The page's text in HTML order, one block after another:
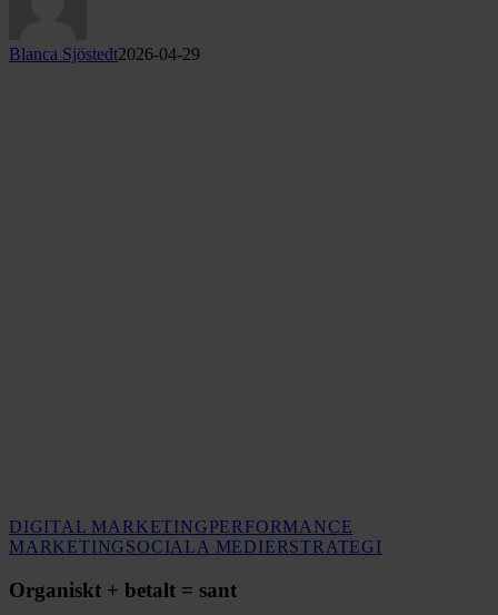
Blanca Sjöstedt2026-04-29
DIGITAL MARKETINGPERFORMANCE
MARKETINGSOCIALA MEDIERSTRATEGIOrganiskt
Organiskt + betalt = sant